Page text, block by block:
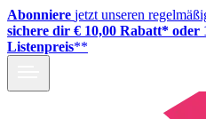
Abonniere jetzt unseren
sichere dir € 10,00 Rabatt* oder
Listenpreis**